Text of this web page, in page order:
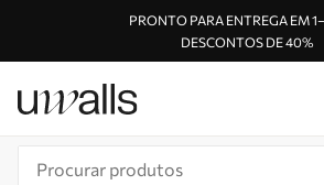
PRONTO PARA ENTREGA EM
DESCONTOS DE 40%